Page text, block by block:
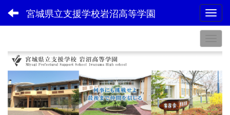
宮城県立支援学校岩沼高等学園